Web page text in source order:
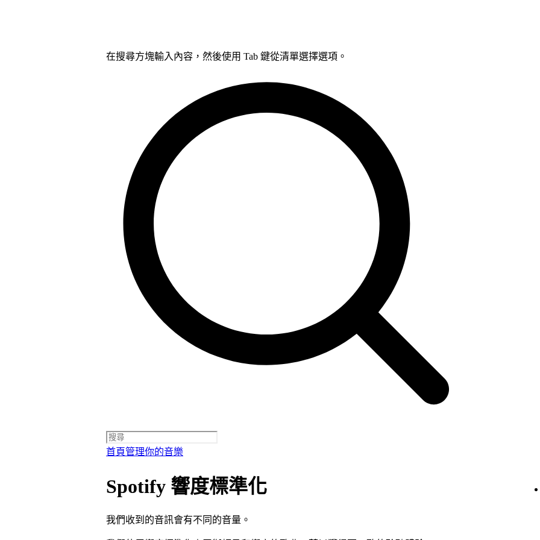
在搜尋方塊輸入內容，然後使用 Tab 鍵從清單選擇選項。
首頁管理你的音樂
Spotify 響度標準化
我們收到的音訊會有不同的音量。